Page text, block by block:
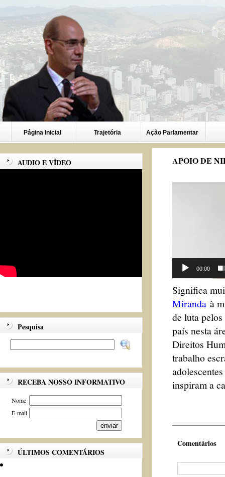
Página Inicial Trajetória Ação Parlamentar
AUDIO E VÍDEO
Pesquisa
RECEBA NOSSO INFORMATIVO
Nome
E-mail
ÚLTIMOS COMENTÁRIOS
APOIO DE
00:00
Significa
Miranda à
de luta
país nesta
Direitos
trabalho
inspiram a
Comentários